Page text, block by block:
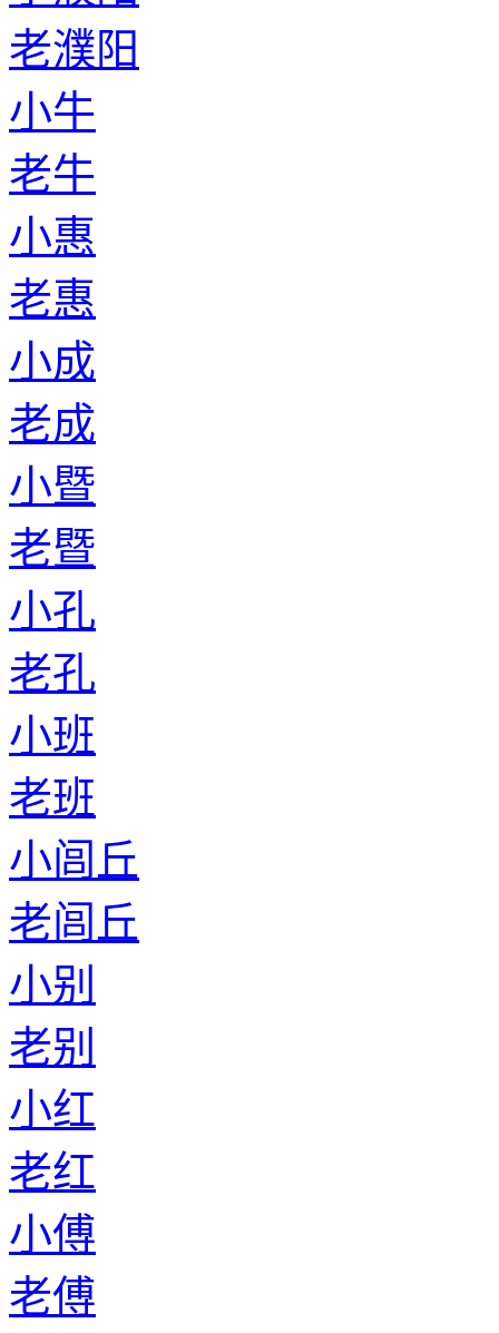
老濮阳
小牛
老牛
小惠
老惠
小成
老成
小暨
老暨
小孔
老孔
小班
老班
小闾丘
老闾丘
小别
老别
小红
老红
小傅
老傅